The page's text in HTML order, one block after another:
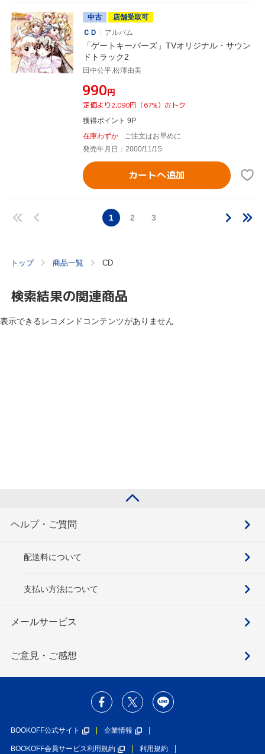
中古
店舗受取可
ＣＤ
アルバム
「ゲートキーパーズ」TVオリジナル・サウン
ドトラック2
田中公平,松澤由美
¥990円
定価より2,090円（67%）おトク
獲得ポイント 9P
在庫わずか
ご注文はお早めに
発売年月日：2000/11/15
カートへ追加
1 2 3
トップ 商品一覧 CD
検索結果の関連商品
表示できるレコメンドコンテンツがありません
ヘルプ・ご質問
配送料について
支払い方法について
メールサービス
ご意見・ご感想
BOOKOFF公式サイト 企業情報
BOOKOFF会員サービス利用規約 利用規約